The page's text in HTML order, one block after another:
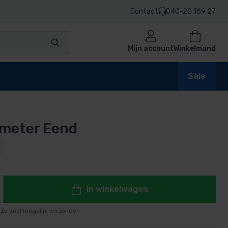
Contact 040-20 169 27
Mijn accountWinkelmand
Sale
Eend
In winkelwagen
Zo snel mogelijk verzonden